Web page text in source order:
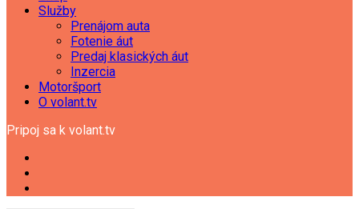
Služby
Prenájom auta
Fotenie áut
Predaj klasických áut
Inzercia
Motoršport
O volant.tv
Pripoj sa k volant.tv